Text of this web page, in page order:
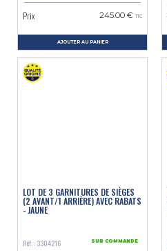
Prix 245.00 € TTC
AJOUTER AU PANIER
LOT DE 3 GARNITURES DE SIÈGES
(2 AVANT/1 ARRIÈRE) AVEC RABATS
- JAUNE
Réf. : 3304216 SUR COMMANDE